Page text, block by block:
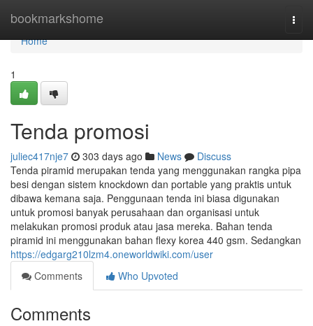
bookmarkshome
Home
Home
1
Tenda promosi
juliec417nje7 303 days ago News
Discuss
Tenda piramid merupakan tenda yang menggunakan rangka pipa
besi dengan sistem knockdown dan portable yang praktis untuk
dibawa kemana saja. Penggunaan tenda ini biasa digunakan
untuk promosi banyak perusahaan dan organisasi untuk
melakukan promosi produk atau jasa mereka. Bahan tenda
piramid ini menggunakan bahan flexy korea 440 gsm. Sedangkan
https://edgarg210lzm4.oneworldwiki.com/user
Comments
Who Upvoted
Comments